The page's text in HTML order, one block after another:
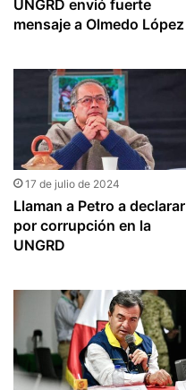
UNGRD envió fuerte
mensaje a Olmedo López
17 de julio de 2024
Llaman a Petro a declarar
por corrupción en la
UNGRD